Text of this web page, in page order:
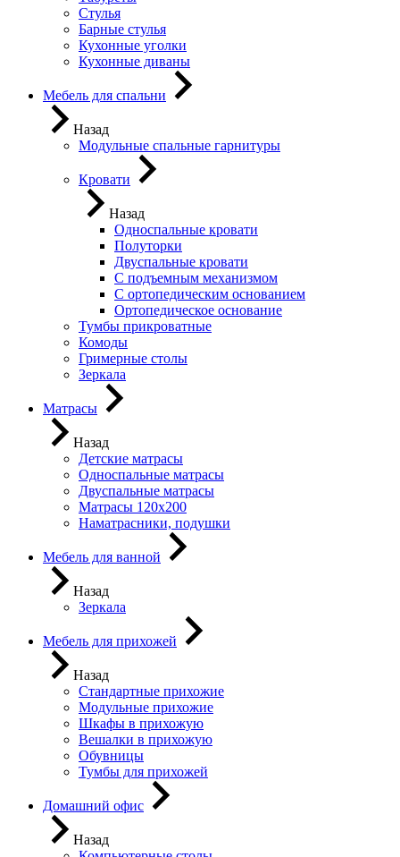
Стулья
Барные стулья
Кухонные уголки
Кухонные диваны
Мебель для спальни
Назад
Модульные спальные гарнитуры
Кровати
Назад
Односпальные кровати
Полуторки
Двуспальные кровати
С подъемным механизмом
С ортопедическим основанием
Ортопедическое основание
Тумбы прикроватные
Комоды
Гримерные столы
Зеркала
Матрасы
Назад
Детские матрасы
Односпальные матрасы
Двуспальные матрасы
Матрасы 120х200
Наматрасники, подушки
Мебель для ванной
Назад
Зеркала
Мебель для прихожей
Назад
Стандартные прихожие
Модульные прихожие
Шкафы в прихожую
Вешалки в прихожую
Обувницы
Тумбы для прихожей
Домашний офис
Назад